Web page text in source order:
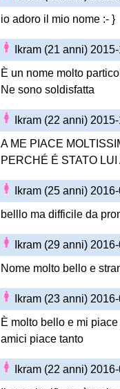
io adoro il mio nome :- }
Ikram (21 anni)
È un nome molto
Ne sono soldisfatta
Ikram (22 anni)
A ME PIACE
PERCHÉ É STATO
Ikram (25 anni)
belllo ma difficile da
Ikram (29 anni)
Nome molto bello e
Ikram (23 anni)
È molto bello e mi
amici piace tanto
Ikram (22 anni)